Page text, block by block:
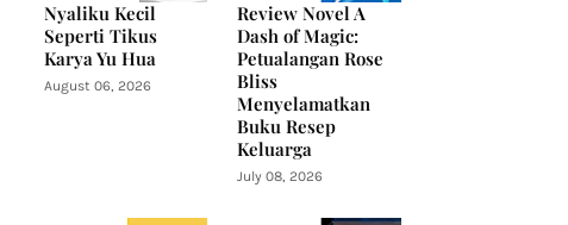
Nyaliku Kecil
Seperti Tikus
Karya Yu Hua
August 06, 2026
Review Novel A
Dash of Magic:
Petualangan Rose
Bliss
Menyelamatkan
Buku Resep
Keluarga
July 08, 2026